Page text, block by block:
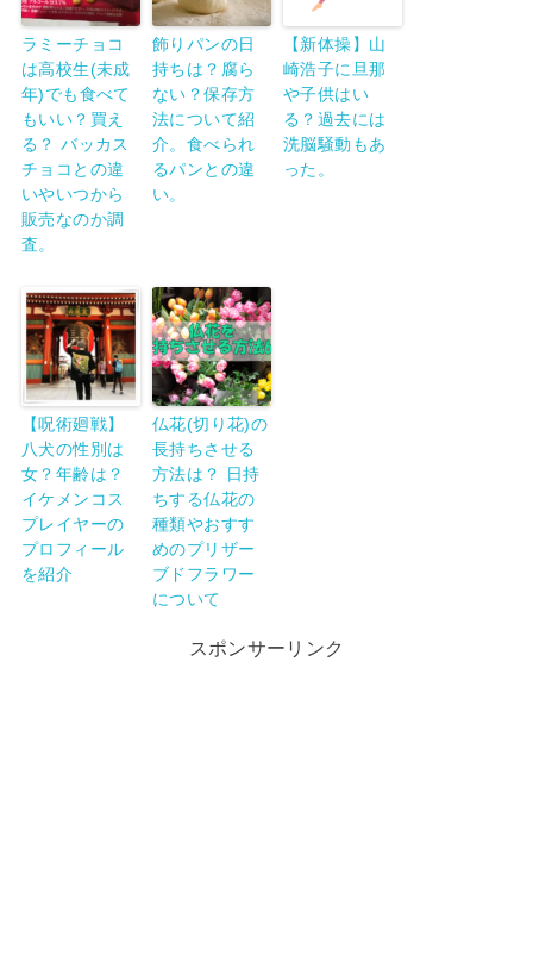
ラミーチョコ
は高校生(未成
年)でも食べて
もいい？買え
る？ バッカス
チョコとの違
いやいつから
販売なのか調
査。
飾りパンの日
持ちは？腐ら
ない？保存方
法について紹
介。食べられ
るパンとの違
い。
【新体操】山
崎浩子に旦那
や子供はい
る？過去には
洗脳騒動もあ
った。
【呪術廻戦】
八犬の性別は
女？年齢は？
イケメンコス
プレイヤーの
プロフィール
を紹介
仏花(切り花)の
長持ちさせる
方法は？ 日持
ちする仏花の
種類やおすす
めのプリザー
ブドフラワー
について
スポンサーリンク